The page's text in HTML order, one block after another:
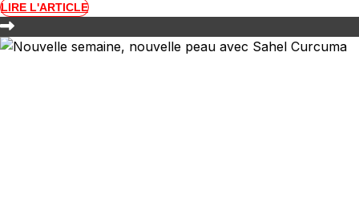
LIRE L'ARTICLE